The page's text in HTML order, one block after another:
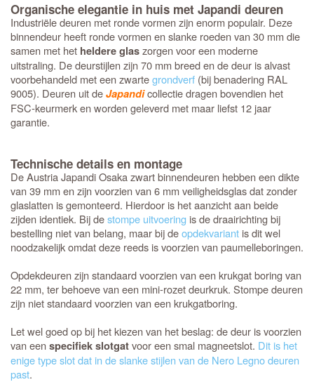
Organische elegantie in huis met Japandi deuren
Industriële deuren met ronde vormen zijn enorm populair. Deze
binnendeur heeft ronde vormen en slanke roeden van 30 mm die
samen met het heldere glaszorgen voor een moderne
uitstraling. De deurstijlen zijn 70 mm breed en de deur is alvast
voorbehandeld met een zwartegrondverf (bij benadering RAL
9005). Deuren uit deJapandicollectie dragen bovendien het
FSC-keurmerk en worden geleverd met maar liefst 12 jaar
garantie.
Technische details en montage
De Austria Japandi Osaka zwart binnendeuren hebben een dikte
van 39 mm en zijn voorzien van 6 mm veiligheidsglas dat zonder
glaslatten is gemonteerd. Hierdoor is het aanzicht aan beide
zijden identiek. Bij destompe uitvoering is de draairichting bij
bestelling niet van belang, maar bij deopdekvariant is dit wel
noodzakelijk omdat deze reeds is voorzien van paumelleboringen.
Opdekdeuren zijn standaard voorzien van een krukgat boring van
22 mm, ter behoeve van een mini-rozet deurkruk. Stompe deuren
zijn niet standaard voorzien van een krukgatboring.
Let wel goed op bij het kiezen van het beslag: de deur is voorzien
van eenspecifiek slotgatvoor een smal magneetslot. Dit is het
enige type slot dat in de slanke stijlen van de Nero Legno deuren
past.